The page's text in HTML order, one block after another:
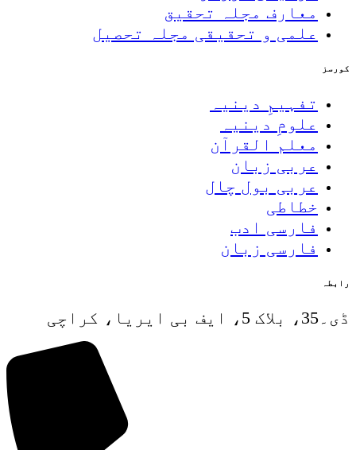
معارف مجلہ تحقیق
علمی و تحقیقی مجلہ تحصیل
کورسز
تفہیمِ دینیہ
علومِ دینیہ
معلم القرآن
عربی زبان
عربی بول چال
خطاطی
فارسی ادب
فارسی زبان
رابطہ
ڈی۔35، بلاک 5، ایف بی ایریا، کراچی